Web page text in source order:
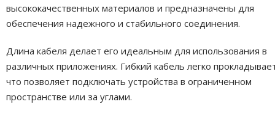
высококачественных материалов и предназначены для
обеспечения надежного и стабильного соединения.
Длина кабеля делает его идеальным для использования в
различных приложениях. Гибкий кабель легко
что позволяет подключать устройства в ограниченном
пространстве или за углами.